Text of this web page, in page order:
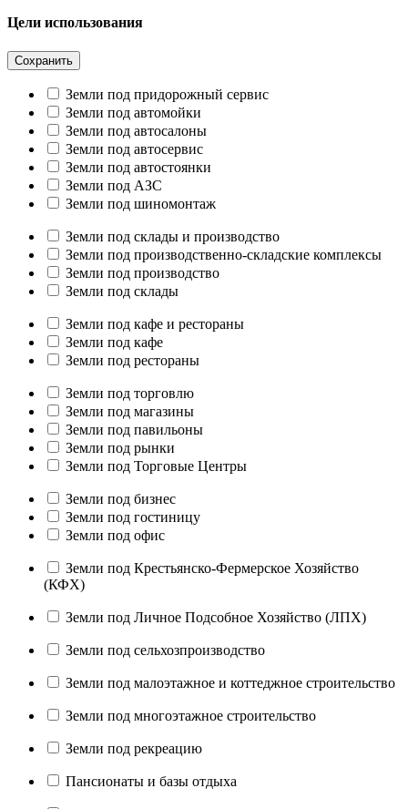
Цели использования
Сохранить
Земли под придорожный сервис
Земли под автомойки
Земли под автосалоны
Земли под автосервис
Земли под автостоянки
Земли под АЗС
Земли под шиномонтаж
Земли под склады и производство
Земли под производственно-складские комплексы
Земли под производство
Земли под склады
Земли под кафе и рестораны
Земли под кафе
Земли под рестораны
Земли под торговлю
Земли под магазины
Земли под павильоны
Земли под рынки
Земли под Торговые Центры
Земли под бизнес
Земли под гостиницу
Земли под офис
Земли под Крестьянско-Фермерское Хозяйство
(КФХ)
Земли под Личное Подсобное Хозяйство (ЛПХ)
Земли под сельхозпроизводство
Земли под малоэтажное и коттеджное строительство
Земли под многоэтажное строительство
Земли под рекреацию
Пансионаты и базы отдыха